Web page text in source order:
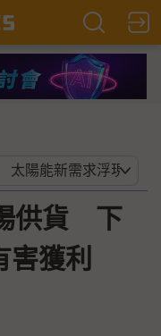
供貨 下
獲利